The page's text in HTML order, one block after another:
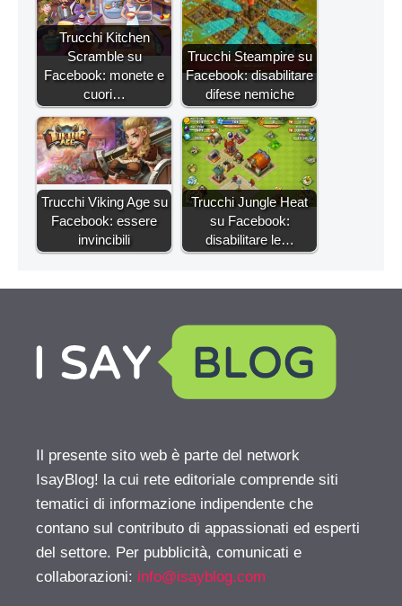
Trucchi Kitchen
Scramble su
Facebook: monete e
cuori…
Trucchi Steampire su
Facebook: disabilitare
difese nemiche
Trucchi Viking Age su
Facebook: essere
invincibili
Trucchi Jungle Heat
su Facebook:
disabilitare le…
Il presente sito web è parte del network
IsayBlog! la cui rete editoriale comprende siti
tematici di informazione indipendente che
contano sul contributo di appassionati ed esperti
del settore. Per pubblicità, comunicati e
collaborazioni: info@isayblog.com